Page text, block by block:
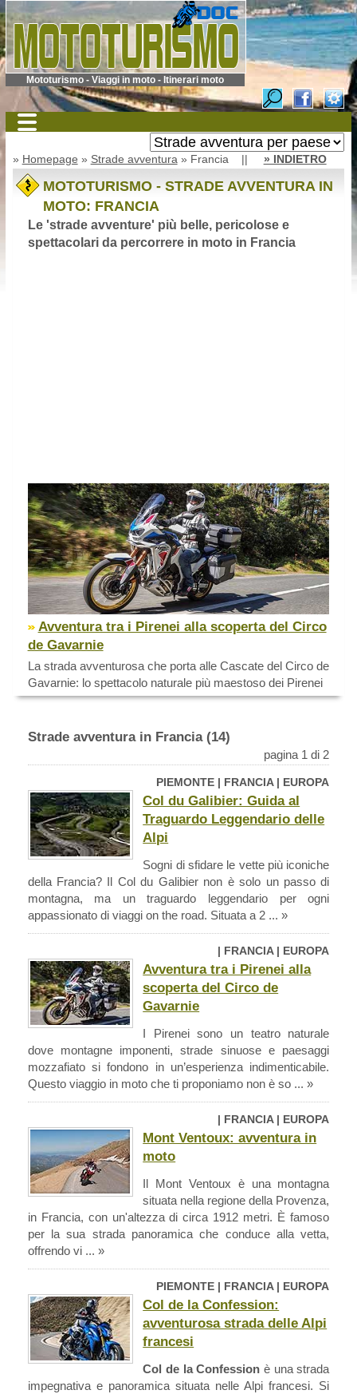
Mototurismo - Viaggi in moto - Itinerari moto
» Homepage » Strade avventura » Francia || » INDIETRO
MOTOTURISMO - STRADE AVVENTURA IN
MOTO: FRANCIA
Le 'strade avventure' più belle, pericolose e
spettacolari da percorrere in moto in Francia
Avventura tra i Pirenei alla scoperta del Circo
de Gavarnie
La strada avventurosa che porta alle Cascate del Circo de
Gavarnie: lo spettacolo naturale più maestoso dei Pirenei
Strade avventura in Francia (14)
pagina 1 di 2
PIEMONTE | FRANCIA | EUROPA
Col du Galibier: Guida al
Traguardo Leggendario delle
Alpi
Sogni di sfidare le vette più iconiche
della Francia? Il Col du Galibier non è solo un passo di
montagna, ma un traguardo leggendario per ogni
appassionato di viaggi on the road. Situata a 2 ... »
| FRANCIA | EUROPA
Avventura tra i Pirenei alla
scoperta del Circo de
Gavarnie
I Pirenei sono un teatro naturale
dove montagne imponenti, strade sinuose e paesaggi
mozzafiato si fondono in un’esperienza indimenticabile.
Questo viaggio in moto che ti proponiamo non è so ... »
| FRANCIA | EUROPA
Mont Ventoux: avventura in
moto
Il Mont Ventoux è una montagna
situata nella regione della Provenza,
in Francia, con un'altezza di circa 1912 metri. È famoso
per la sua strada panoramica che conduce alla vetta,
offrendo vi ... »
PIEMONTE | FRANCIA | EUROPA
Col de la Confession:
avventurosa strada delle Alpi
francesi
Col de la Confession è una strada
impegnativa e panoramica situata nelle Alpi francesi. Si